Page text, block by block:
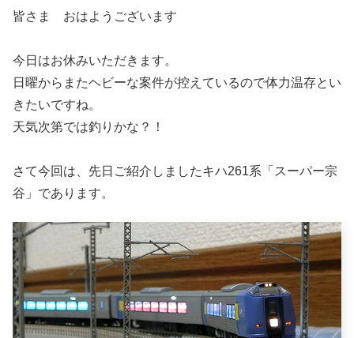
皆さま おはようございます
今日はお休みいただきます。
日曜からまたヘビーな案件が控えているので体力温存とい
きたいですね。
天気次第では釣りかな？！
さて今回は、先日ご紹介しましたキハ261系「スーパー宗
谷」であります。